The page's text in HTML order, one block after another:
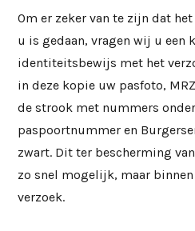
Om er zeker van te zijn dat
u is gedaan, vragen wij u een
identiteitsbewijs met het
in deze kopie uw pasfoto,
de strook met nummers
paspoortnummer en
zwart. Dit ter bescherming
zo snel mogelijk, maar
verzoek.